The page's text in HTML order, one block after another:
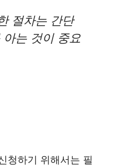
절차는 간단
아는 것이 중요
청하기 위해서는 필